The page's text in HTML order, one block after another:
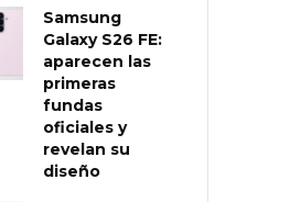
Samsung
Galaxy S26 FE:
aparecen las
primeras
fundas
oficiales y
revelan su
diseño